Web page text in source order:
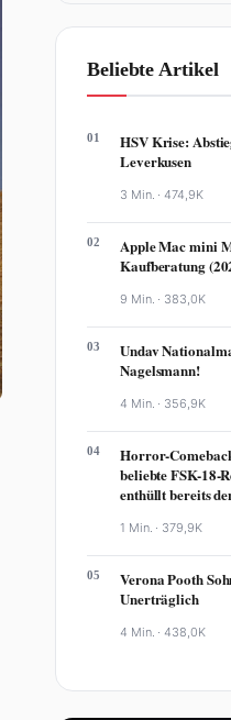
Beliebte Artikel
01
HSV Krise:
Leverkusen
3 Min. ·474,9K
02
Apple Mac mini
Kaufberatung
9 Min. · 383,0K
03
Undav
Nagelsmann!
4 Min. · 356,9K
04
Horror-
beliebte FSK-18-
enthüllt bereits
1 Min. · 379,9K
05
Verona Pooth
Unerträglich
4 Min. ·438,0K